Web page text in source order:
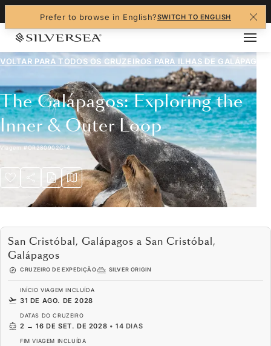
Prefer to browse in English?SWITCH TO ENGLISH
VOLTAR PARA TODOS OS CRUZEIROS PARA ILHAS DE GALÁPAGOS
The Galápagos: Exploring the
Inner & Outer Loop
Viagem#OR280902C14
San Cristóbal, Galápagos a San Cristóbal,
Galápagos
CRUZEIRO DE EXPEDIÇÃO SILVER ORIGIN
INÍCIO VIAGEM INCLUÍDA
31 DE AGO. DE 2028
DATAS DO CRUZEIRO
2 → 16 DE SET. DE 2028 •14 DIAS
FIM VIAGEM INCLUÍDA